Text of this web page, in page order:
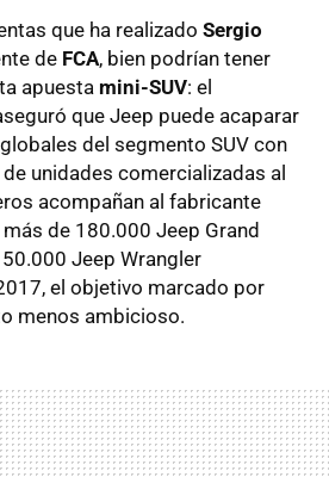
que ha realizado Sergio
de FCA, bien podrían tener
apuesta mini-SUV: el
que Jeep puede acaparar
del segmento SUV con
unidades comercializadas al
acompañan al fabricante
de 180.000 Jeep Grand
Jeep Wrangler
el objetivo marcado por
menos ambicioso.